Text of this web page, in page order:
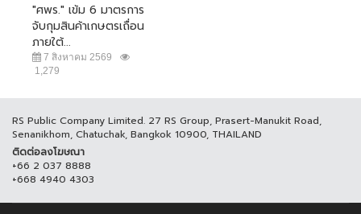
"ศพร." เข้ม 6 มาตรการ
จับกุมสินค้าเกษตรเถื่อน
ภายใต้...
7 สิงหาคม 2569
1,279
RS Public Company Limited. 27 RS Group, Prasert-Manukit Road,
Senanikhom, Chatuchak, Bangkok 10900, THAILAND
ติดต่อลงโฆษณา
+66 2 037 8888
+668 4940 4303